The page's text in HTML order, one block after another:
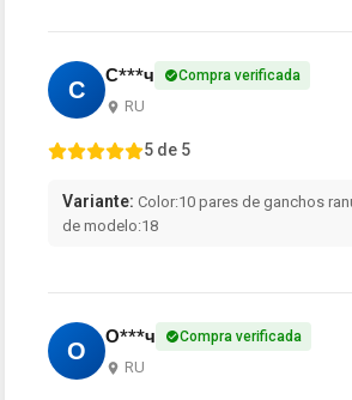
С С***ч Compra verificada
RU
5 de 5
Variante: Color:10 pares de ganchos
de modelo:18
О О***ч Compra verificada
RU